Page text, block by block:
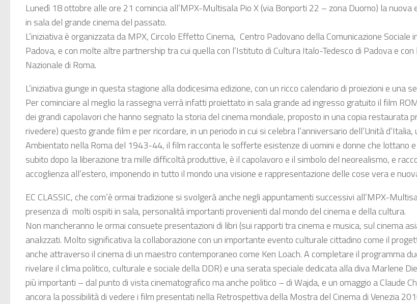
Lunedì 18 ottobre alle ore 21 comincia all’MPX-Multisala Pio X (via Bonporti 22 – zona Duomo) la nuova
in sala del grande cinema del passato.
L’iniziativa è organizzata da MPX, Circolo Effetto Cinema, Centro Padovano della Comunicazione
Padova, e con molte altre partnership tra cui quella con l’Istituto di Cultura Italo-Tedesco di Padova e
Nazionale di Roma.
L’iniziativa giunge in questa stagione alla dodicesima edizione, con un ricco calendario di proiezioni e una
Per cominciare al meglio la rassegna verrà infatti proiettato in sala grande ad ingresso gratuito il film
dei grandi capolavori che hanno segnato la storia del cinema mondiale, proposto in una copia restaurata
rivedere) questo grande film e per ricordare, in un periodo in cui si celebra l’anniversario dell’Unità
Ambientato nella Roma del 1943-44, il film racconta le sofferte esistenze di uomini e donne che lottano
subito dopo la liberazione tra mille difficoltà produttive, è il capolavoro e il simbolo del neorealismo, e
accoglienza all’estero, imponendo in tutto il mondo una visione e rappresentazione delle cose vera e
EC CLASSIC, che com’è ormai tradizione si svolgerà anche negli appuntamenti successivi all’MPX-
presenza di molti ospiti in sala, personalità importanti provenienti dal mondo del cinema e della cultura.
Non mancheranno le ormai consuete presentazioni di libri (sui rapporti tra cinema e musica, sul cinema
analizzati. Molto significativa la collaborazione con un importante evento culturale cittadino come il
anche attraverso il cinema di un maestro contemporaneo come Ken Loach. A completare il programma
rivelare il clima politico, culturale e sociale della DDR) e una serata speciale dedicata alla diva Marlene
più importanti – dal punto di vista cinematografico ma anche politico – di Wajda, e un omaggio a Claude
ancora la possibilità di vedere i film presentati nella Retrospettiva della Mostra del Cinema di Venezia